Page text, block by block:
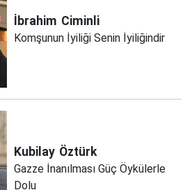
İbrahim Ciminli
Komşunun İyiliği Senin İyiliğindir
Kubilay Öztürk
Gazze İnanılması Güç Öykülerle
Dolu